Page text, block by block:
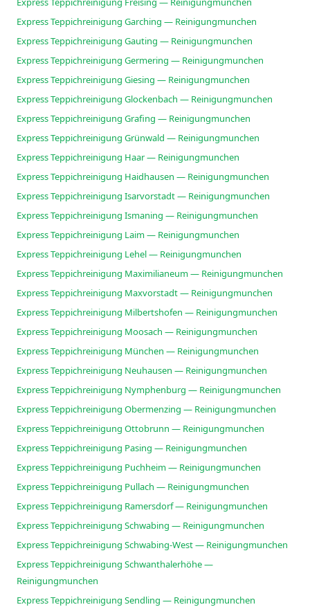
Express Teppichreinigung Garching — Reinigungmunchen
Express Teppichreinigung Gauting — Reinigungmunchen
Express Teppichreinigung Germering — Reinigungmunchen
Express Teppichreinigung Giesing — Reinigungmunchen
Express Teppichreinigung Glockenbach — Reinigungmunchen
Express Teppichreinigung Grafing — Reinigungmunchen
Express Teppichreinigung Grünwald — Reinigungmunchen
Express Teppichreinigung Haar — Reinigungmunchen
Express Teppichreinigung Haidhausen — Reinigungmunchen
Express Teppichreinigung Isarvorstadt — Reinigungmunchen
Express Teppichreinigung Ismaning — Reinigungmunchen
Express Teppichreinigung Laim — Reinigungmunchen
Express Teppichreinigung Lehel — Reinigungmunchen
Express Teppichreinigung Maximilianeum — Reinigungmunchen
Express Teppichreinigung Maxvorstadt — Reinigungmunchen
Express Teppichreinigung Milbertshofen — Reinigungmunchen
Express Teppichreinigung Moosach — Reinigungmunchen
Express Teppichreinigung München — Reinigungmunchen
Express Teppichreinigung Neuhausen — Reinigungmunchen
Express Teppichreinigung Nymphenburg — Reinigungmunchen
Express Teppichreinigung Obermenzing — Reinigungmunchen
Express Teppichreinigung Ottobrunn — Reinigungmunchen
Express Teppichreinigung Pasing — Reinigungmunchen
Express Teppichreinigung Puchheim — Reinigungmunchen
Express Teppichreinigung Pullach — Reinigungmunchen
Express Teppichreinigung Ramersdorf — Reinigungmunchen
Express Teppichreinigung Schwabing — Reinigungmunchen
Express Teppichreinigung Schwabing-West — Reinigungmunchen
Express Teppichreinigung Schwanthalerhöhe —
Reinigungmunchen
Express Teppichreinigung Sendling — Reinigungmunchen